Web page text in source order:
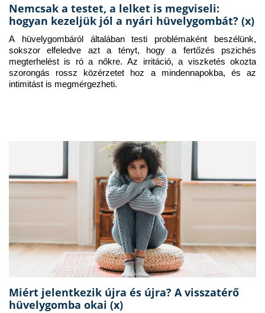
Nemcsak a testet, a lelket is megviseli:
hogyan kezeljük jól a nyári hüvelygombát? (x)
A hüvelygombáról általában testi problémaként beszélünk,
sokszor elfeledve azt a tényt, hogy a fertőzés pszichés
megterhelést is ró a nőkre. Az irritáció, a viszketés okozta
szorongás rossz közérzetet hoz a mindennapokba, és az
intimitást is megmérgezheti.
Miért jelentkezik újra és újra? A visszatérő
hüvelygomba okai (x)